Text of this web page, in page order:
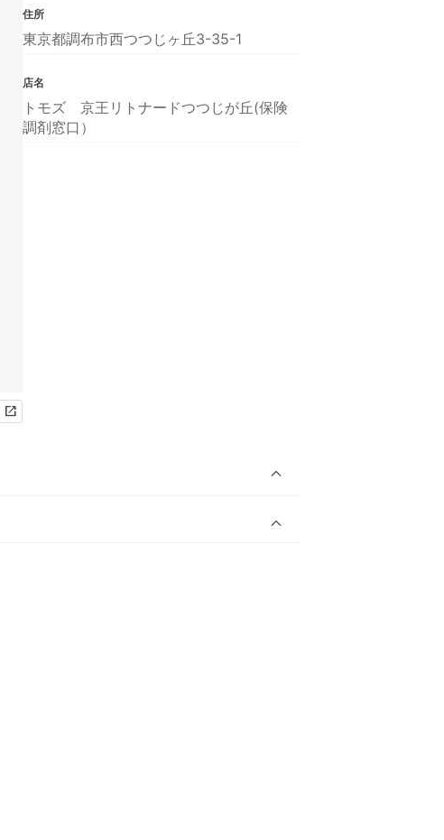
住所
東京都調布市西つつじヶ丘3-35-1
店名
トモズ 京王リトナードつつじが丘(保険
調剤窓口）